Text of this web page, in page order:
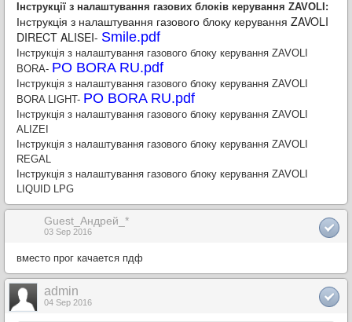
Інструкції з налаштування газових блоків керування ZAVOLI:
Інструкція з налаштування газового блоку керування ZAVOLI
DIRECT ALISEI- Smile.pdf
Інструкція з налаштування газового блоку керування ZAVOLI
BORA- PO BORA RU.pdf
Інструкція з налаштування газового блоку керування ZAVOLI
BORA LIGHT- PO BORA RU.pdf
Інструкція з налаштування газового блоку керування ZAVOLI
ALIZEI
Інструкція з налаштування газового блоку керування ZAVOLI
REGAL
Інструкція з налаштування газового блоку керування ZAVOLI
LIQUID LPG
Guest_Андрей_*
03 Sep 2016
вместо прог качается пдф
admin
04 Sep 2016